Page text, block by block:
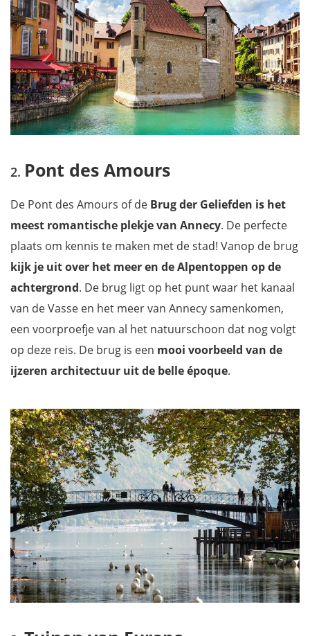
Pont des Amours
De Pont des Amours of de Brug der Geliefden is het
meest romantische plekje van Annecy. De perfecte
plaats om kennis te maken met de stad! Vanop de brug
kijk je uit over het meer en de Alpentoppen op de
achtergrond. De brug ligt op het punt waar het kanaal
van de Vasse en het meer van Annecy samenkomen,
een voorproefje van al het natuurschoon dat nog volgt
op deze reis. De brug is een mooi voorbeeld van de
ijzeren architectuur uit de belle époque.